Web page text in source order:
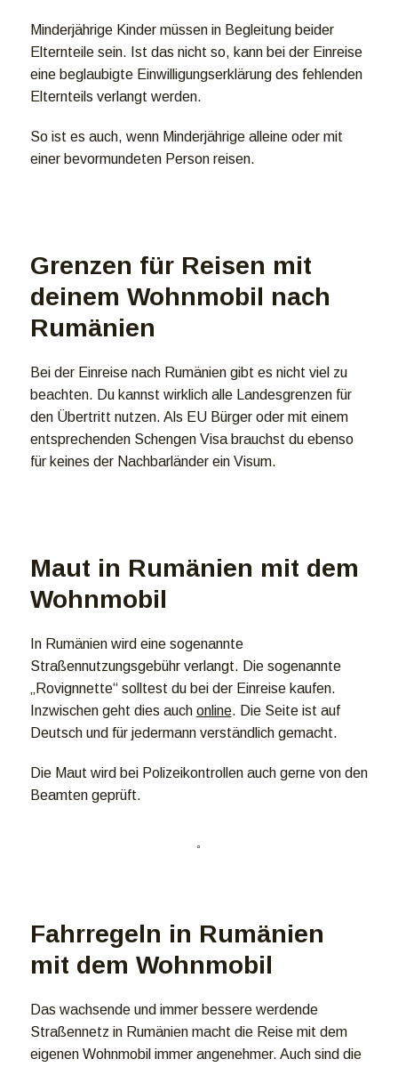
Minderjährige Kinder müssen in Begleitung beider
Elternteile sein. Ist das nicht so, kann bei der Einreise
eine beglaubigte Einwilligungserklärung des fehlenden
Elternteils verlangt werden.
So ist es auch, wenn Minderjährige alleine oder mit
einer bevormundeten Person reisen.
Grenzen für Reisen mit
deinem Wohnmobil nach
Rumänien
Bei der Einreise nach Rumänien gibt es nicht viel zu
beachten. Du kannst wirklich alle Landesgrenzen für
den Übertritt nutzen. Als EU Bürger oder mit einem
entsprechenden Schengen Visa brauchst du ebenso
für keines der Nachbarländer ein Visum.
Maut in Rumänien mit dem
Wohnmobil
In Rumänien wird eine sogenannte
Straßennutzungsgebühr verlangt. Die sogenannte
„Rovignnette“ solltest du bei der Einreise kaufen.
Inzwischen geht dies auch online. Die Seite ist auf
Deutsch und für jedermann verständlich gemacht.
Die Maut wird bei Polizeikontrollen auch gerne von den
Beamten geprüft.
Fahrregeln in Rumänien
mit dem Wohnmobil
Das wachsende und immer bessere werdende
Straßennetz in Rumänien macht die Reise mit dem
eigenen Wohnmobil immer angenehmer. Auch sind die